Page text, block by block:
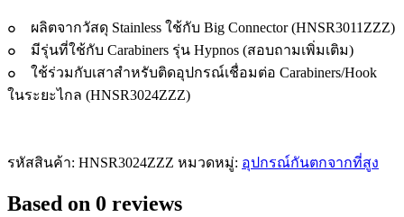
quantity
๐ ผลิตจากวัสดุ Stainless ใช้กับ Big Connector (HNSR3011ZZZ)
๐ มีรุ่นที่ใช้กับ Carabiners รุ่น Hypnos (สอบถามเพิ่มเติม)
๐ ใช้ร่วมกับเสาสำหรับติดอุปกรณ์เชื่อมต่อ Carabiners/Hook
ในระยะไกล (HNSR3024ZZZ)
รหัสสินค้า: HNSR3024ZZZ หมวดหมู่: อุปกรณ์กันตกจากที่สูง
Based on 0 reviews